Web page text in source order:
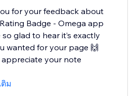
for your feedback about
Badge - Omega app
so glad to hear it’s exactly
wanted for your page 🙌
appreciate your note
ม